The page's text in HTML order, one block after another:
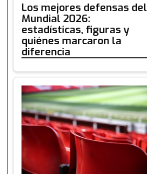
Los mejores defensas del
Mundial 2026:
estadísticas, figuras y
quiénes marcaron la
diferencia